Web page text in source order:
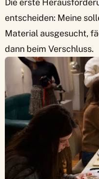
Die erste
entscheiden: Meine
Material ausgesucht,
dann beim Verschluss.